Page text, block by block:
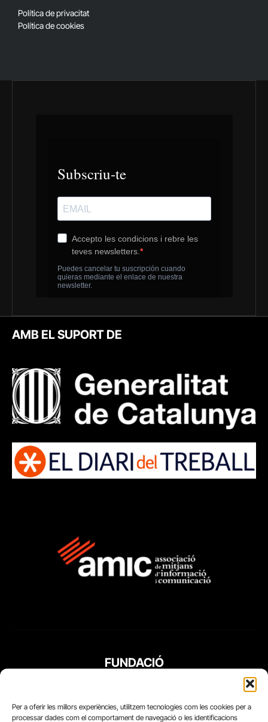
Per a oferir les millors experiències, utilitzem tecnologies com les cookies per a
processar dades com el comportament de navegació o les identificacions
Política de privacitat
Política de cookies
AMB EL SUPORT DE
FUNDACIÓ